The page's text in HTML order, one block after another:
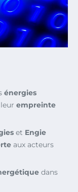
énergies
empreinte
et Engie
aux acteurs
dans